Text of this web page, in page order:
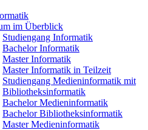
im Überblick
Studiengang Informatik
Bachelor Informatik
Master Informatik
Master Informatik in Teilzeit
Studiengang Medieninformatik mit
Bibliotheksinformatik
Bachelor Medieninformatik
Bachelor Bibliotheksinformatik
Master Medieninformatik